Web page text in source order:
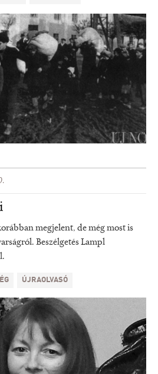
megjelent, de még most is
Beszélgetés Lampl
ÚJRAOLVASÓ